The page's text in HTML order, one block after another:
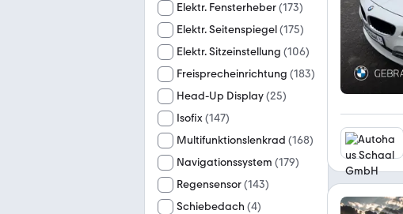
Elektr. Fensterheber(173)
Elektr. Seitenspiegel(175)
Elektr. Sitzeinstellung (106)
Freisprecheinrichtung (183)
Head-Up Display(25)
Isofix(147)
Multifunktionslenkrad (168)
Navigationssystem (179)
Regensensor(143)
Schiebedach (4)